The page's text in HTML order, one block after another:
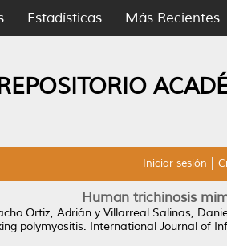
Estadísticas Más Recientes
Iniciar sesión
Human trichinosis
Ortiz, Adrián y Villarreal Salinas,
polymyositis. International Journal of